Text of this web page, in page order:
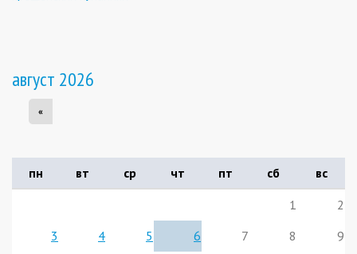
август 2026
«
пн вт ср чт пт сб
вс
1
2
3
4 5 6 7 8
9